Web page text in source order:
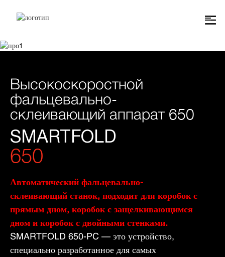
Высокоскоростной
фальцевально-
склеивающий аппарат 650
SMARTFOLD
650
Автоматический фальцевально-
склеивающий станок, подходит для коробок с
прямым дном, коробок с защелкивающимся
дном и коробок с двойными стенками.
SMARTFOLD 650-PC — это устройство,
специально разработанное для самых